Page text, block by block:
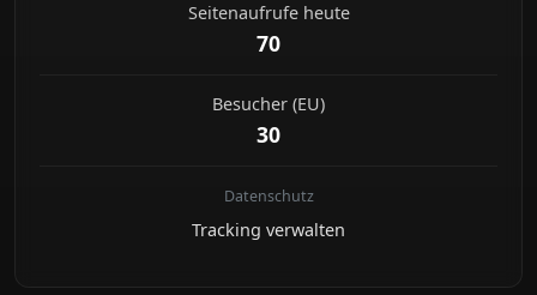
Seitenaufrufe heute
70
Besucher (EU)
30
Datenschutz
Tracking verwalten